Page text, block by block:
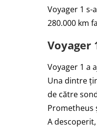
Voyager 1
280.000 km
Voyager
Voyager 1 a
Una dintre
de către
Prometheus
A